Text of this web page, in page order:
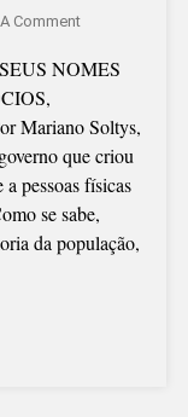
CommentOn
Soltys:
BRASIL”,
O
PROGRAMA
QUE
VEM
NOMES
Mariano Soltys,
que criou
pessoas físicas
se sabe,
da população,